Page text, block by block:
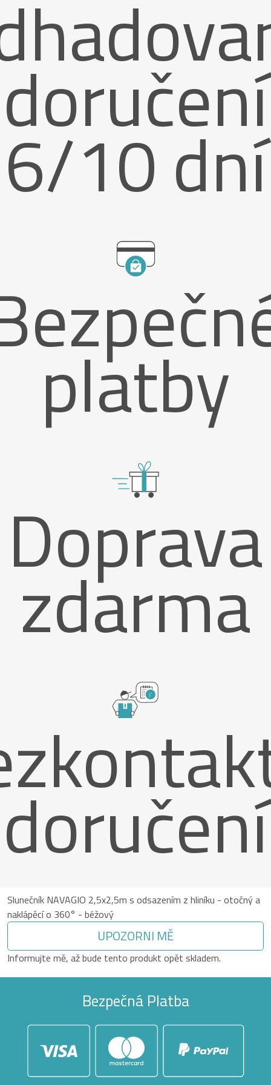
doručení
6/10 dní
platby
Doprava
zdarma
doručení
Slunečník NAVAGIO 2,5x2,5m s odsazením z hliníku - otočný a
naklápěcí o 360° - béžový
UPOZORNI MĚ
Informujte mě, až bude tento produkt opět skladem.
Bezpečná Platba